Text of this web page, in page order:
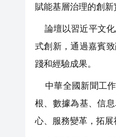
賦能基層治理的創新
論壇以習近平文化
式創新，通過嘉賓
踐和經驗成果。
中華全國新聞工作
根、數據為基、信
心、服務變革，拓展